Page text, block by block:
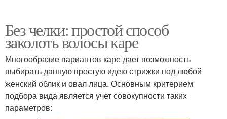
Без челки: простой способ
заколоть волосы каре
Многообразие вариантов каре дает возможность
выбирать данную простую идею стрижки под любой
женский облик и овал лица. Основным критерием
подбора вида является учет совокупности таких
параметров: